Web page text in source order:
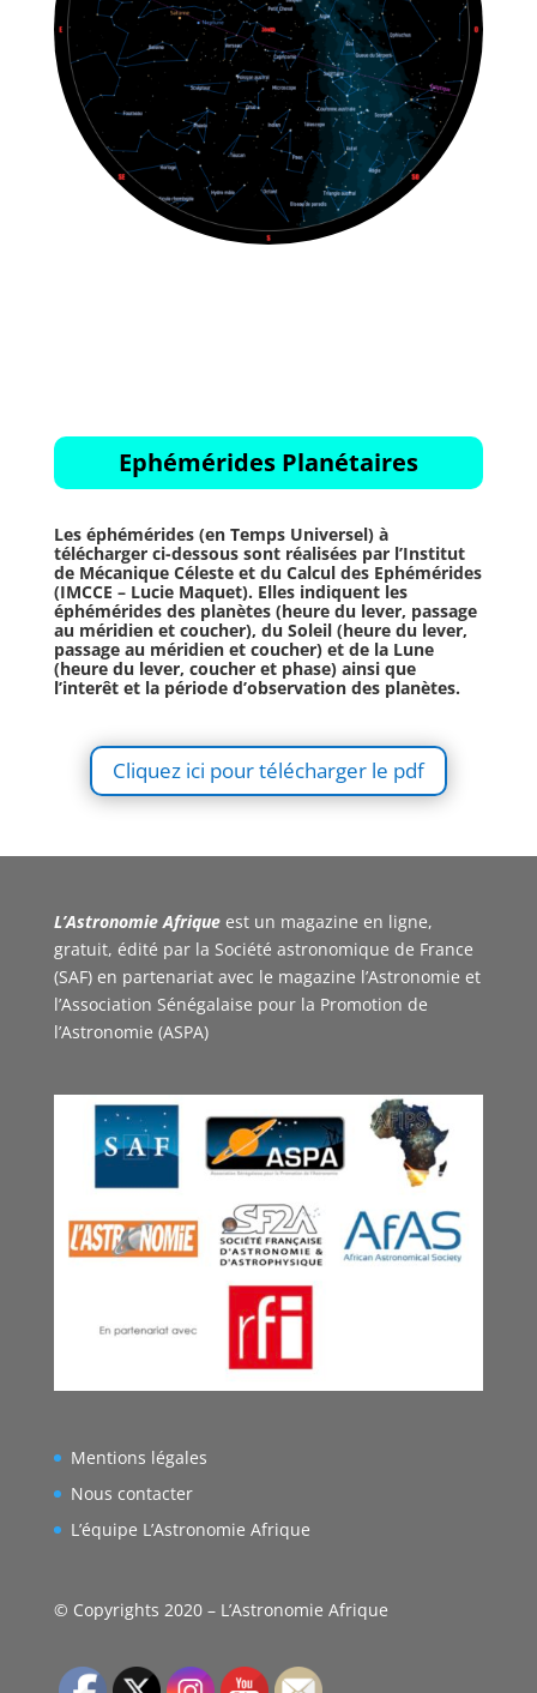
Ephémérides Planétaires
Les éphémérides (en Temps Universel) à
télécharger ci-dessous sont réalisées par l’Institut
de Mécanique Céleste et du Calcul des Ephémérides
(IMCCE – Lucie Maquet). Elles indiquent les
éphémérides des planètes (heure du lever, passage
au méridien et coucher), du Soleil (heure du lever,
passage au méridien et coucher) et de la Lune
(heure du lever, coucher et phase) ainsi que
l’interêt et la période d’observation des planètes.
Cliquez ici pour télécharger le pdf
L’Astronomie Afrique est un magazine en ligne,
gratuit, édité par la Société astronomique de France
(SAF) en partenariat avec le magazine l’Astronomie et
l’Association Sénégalaise pour la Promotion de
l’Astronomie (ASPA)
Mentions légales
Nous contacter
L’équipe L’Astronomie Afrique
© Copyrights 2020 – L’Astronomie Afrique